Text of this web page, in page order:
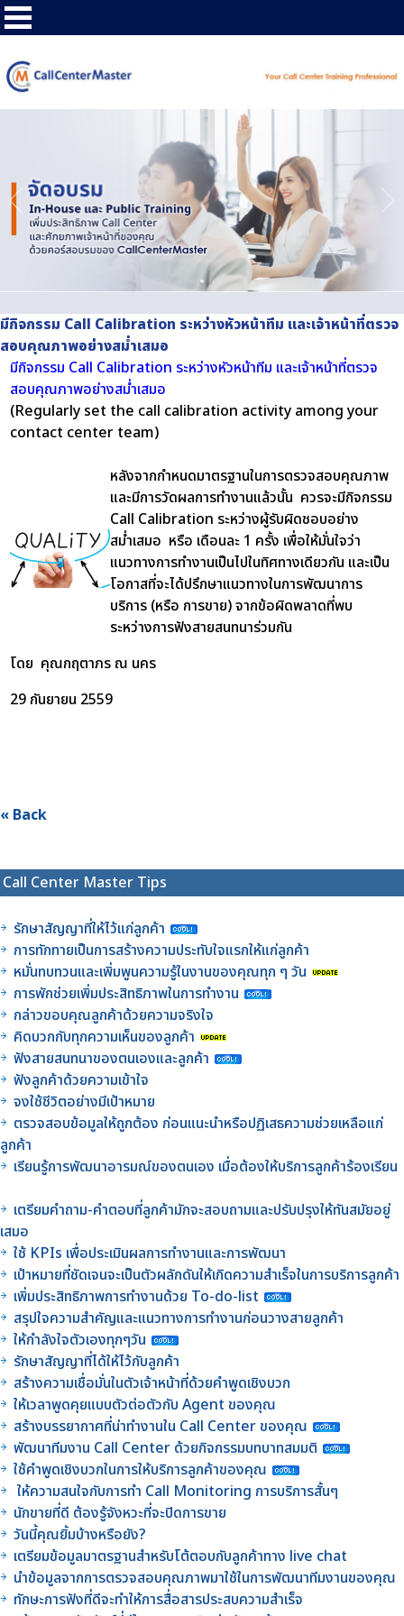
มีกิจกรรม Call Calibration ระหว่างหัวหน้าทีม และเจ้าหน้าที่ตรวจ
สอบคุณภาพอย่างสม่ำเสมอ
มีกิจกรรม Call Calibration ระหว่างหัวหน้าทีม และเจ้าหน้าที่ตรวจ
สอบคุณภาพอย่างสม่ำเสมอ
(Regularly set the call calibration activity among your
contact center team)
หลังจากกำหนดมาตรฐานในการตรวจสอบคุณภาพ
และมีการวัดผลการทำงานแล้วนั้น ควรจะมีกิจกรรม
Call Calibration ระหว่างผู้รับผิดชอบอย่าง
สม่ำเสมอ หรือ เดือนละ 1 ครั้ง เพื่อให้มั่นใจว่า
แนวทางการทำงานเป็นไปในทิศทางเดียวกัน และเป็น
โอกาสที่จะได้ปรึกษาแนวทางในการพัฒนาการ
บริการ (หรือ การขาย) จากข้อผิดพลาดที่พบ
ระหว่างการฟังสายสนทนาร่วมกัน
โดย คุณกฤตาภร ณ นคร
29 กันยายน 2559
« Back
Call Center Master Tips
รักษาสัญญาที่ให้ไว้แก่ลูกค้า
การทักทายเป็นการสร้างความประทับใจแรกให้แก่ลูกค้า
หมั่นทบทวนและเพิ่มพูนความรู้ในงานของคุณทุก ๆ วัน
การพักช่วยเพิ่มประสิทธิภาพในการทำงาน
กล่าวขอบคุณลูกค้าด้วยความจริงใจ
คิดบวกกับทุกความเห็นของลูกค้า
ฟังสายสนทนาของตนเองและลูกค้า
ฟังลูกค้าด้วยความเข้าใจ
จงใช้ชีวิตอย่างมีเป้าหมาย
ตรวจสอบข้อมูลให้ถูกต้อง ก่อนแนะนำหรือปฏิเสธความช่วยเหลือแก่
ลูกค้า
เรียนรู้การพัฒนาอารมณ์ของตนเอง เมื่อต้องให้บริการลูกค้าร้องเรียน
เตรียมคำถาม-คำตอบที่ลูกค้ามักจะสอบถามและปรับปรุงให้ทันสมัยอยู่
เสมอ
ใช้ KPIs เพื่อประเมินผลการทำงานและการพัฒนา
เป้าหมายที่ชัดเจนจะเป็นตัวผลักดันให้เกิดความสำเร็จในการบริการลูกค้า
เพิ่มประสิทธิภาพการทำงานด้วย To-do-list
สรุปใจความสำคัญและแนวทางการทำงานก่อนวางสายลูกค้า
ให้กำลังใจตัวเองทุกๆวัน
รักษาสัญญาที่ได้ให้ไว้กับลูกค้า
สร้างความเชื่อมั่นในตัวเจ้าหน้าที่ด้วยคำพูดเชิงบวก
ให้เวลาพูดคุยแบบตัวต่อตัวกับ Agent ของคุณ
สร้างบรรยากาศที่น่าทำงานใน Call Center ของคุณ
พัฒนาทีมงาน Call Center ด้วยกิจกรรมบทบาทสมมติ
ใช้คำพูดเชิงบวกในการให้บริการลูกค้าของคุณ
ให้ความสนใจกับการทำ Call Monitoring การบริการสั้นๆ
นักขายที่ดี ต้องรู้จังหวะที่จะปิดการขาย
วันนี้คุณยิ้มบ้างหรือยัง?
เตรียมข้อมูลมาตรฐานสำหรับโต้ตอบกับลูกค้าทาง live chat
นำข้อมูลจากการตรวจสอบคุณภาพมาใช้ในการพัฒนาทีมงานของคุณ
ทักษะการฟังที่ดีจะทำให้การสื่อสารประสบความสำเร็จ